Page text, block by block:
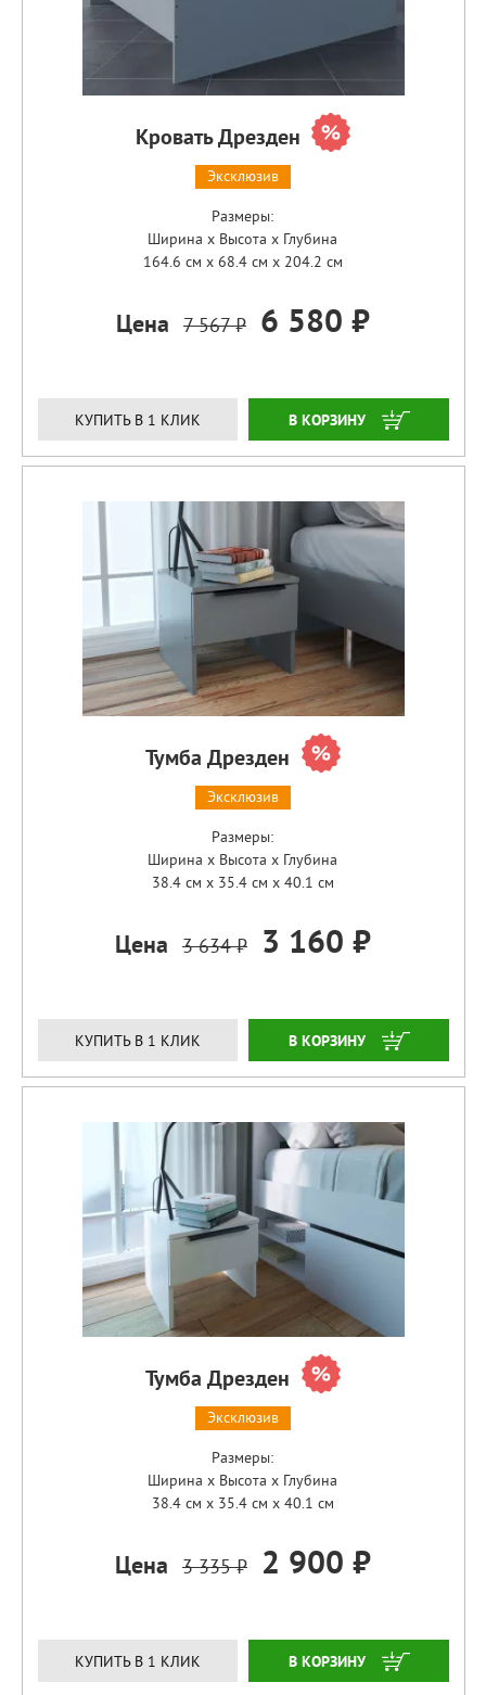
Кровать Дрезден
Эксклюзив
Размеры:
Ширина x Высота x Глубина
164.6 см x 68.4 см x 204.2 см
Цена 7 567 ₽ 6 580 ₽
КУПИТЬ В 1 КЛИК ЗАКАЗАТЬ
Тумба Дрезден
Эксклюзив
Размеры:
Ширина x Высота x Глубина
38.4 см x 35.4 см x 40.1 см
Цена 3 634 ₽ 3 160 ₽
КУПИТЬ В 1 КЛИК ЗАКАЗАТЬ
Тумба Дрезден
Эксклюзив
Размеры:
Ширина x Высота x Глубина
38.4 см x 35.4 см x 40.1 см
Цена 3 335 ₽ 2 900 ₽
КУПИТЬ В 1 КЛИК ЗАКАЗАТЬ